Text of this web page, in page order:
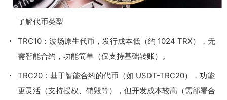
了解代币类型
TRC10：波场原生代币，发行成本低（约 1024 TRX），无
需智能合约，功能简单（仅支持基础转账）。
TRC20：基于智能合约的代币（如 USDT-TRC20），功能
更灵活（支持授权、销毁等），但开发成本较高（需部署合